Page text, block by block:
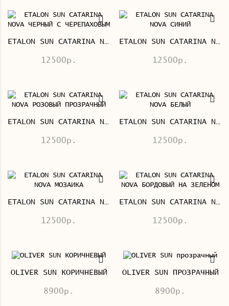
ETALON SUN CATARINA NOVA ЧЕРНЫЙ С ЧЕРЕПАХОВЫМ
12500р.
ETALON SUN CATARINA NOVA СИНИЙ
12500р.
ETALON SUN CATARINA NOVA РОЗОВЫЙ ПРОЗРАЧНЫЙ
12500р.
ETALON SUN CATARINA NOVA БЕЛЫЙ
12500р.
ETALON SUN CATARINA NOVA МОЗАИКА
12500р.
ETALON SUN CATARINA NOVA БОРДОВЫЙ НА ЗЕЛЕНОМ
12500р.
OLIVER SUN КОРИЧНЕВЫЙ
8900р.
OLIVER SUN ПРОЗРАЧНЫЙ
8900р.